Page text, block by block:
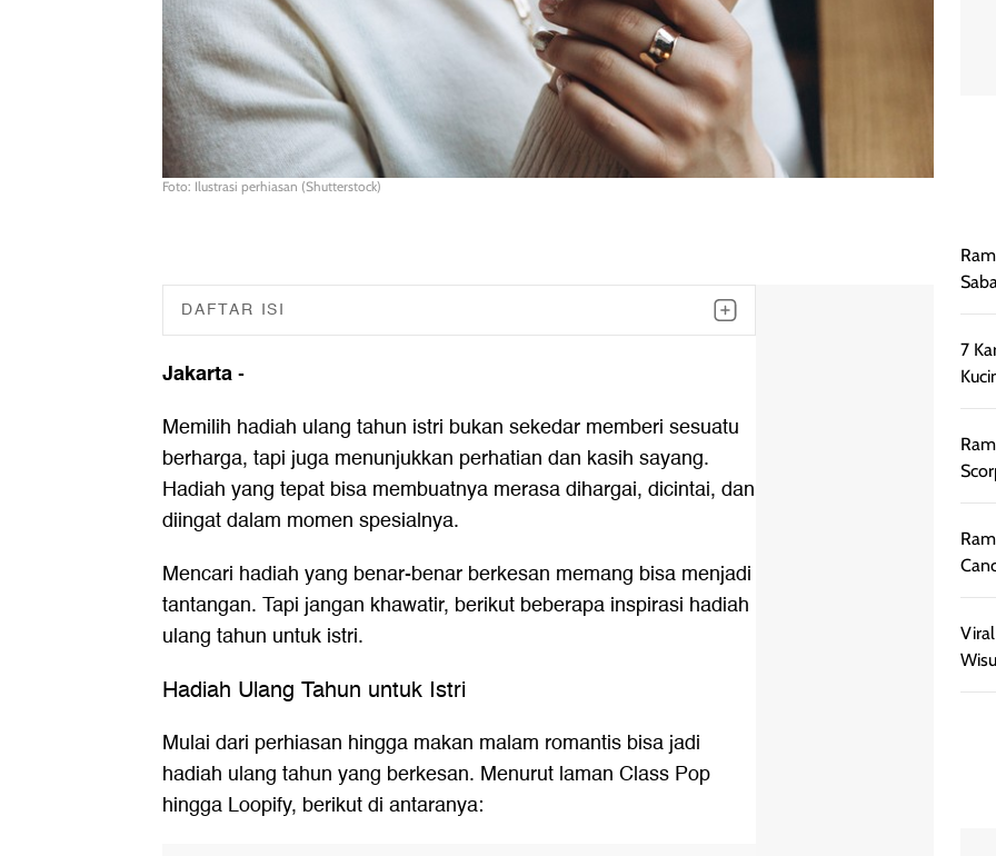
Foto: Ilustrasi perhiasan (Shutterstock)
DAFTAR ISI
Jakarta-
Memilih hadiah ulang tahun istri bukan sekedar memberi sesuatu
berharga, tapi juga menunjukkan perhatian dan kasih sayang.
Hadiah yang tepat bisa membuatnya merasa dihargai, dicintai, dan
diingat dalam momen spesialnya.
Mencari hadiah yang benar-benar berkesan memang bisa menjadi
tantangan. Tapi jangan khawatir, berikut beberapa inspirasi hadiah
ulang tahun untuk istri.
Hadiah Ulang Tahun untuk Istri
Mulai dari perhiasan hingga makan malam romantis bisa jadi
hadiah ulang tahun yang berkesan. Menurut laman Class Pop
hingga Loopify, berikut di antaranya:
7